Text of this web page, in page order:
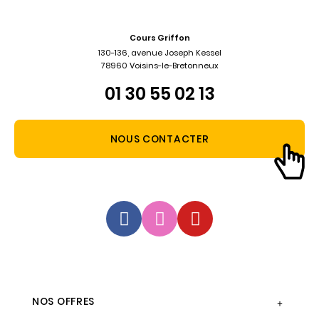
NOS OFFRES
Cours Griffon
130-136, avenue Joseph Kessel
78960 Voisins-le-Bretonneux
01 30 55 02 13
NOUS CONTACTER